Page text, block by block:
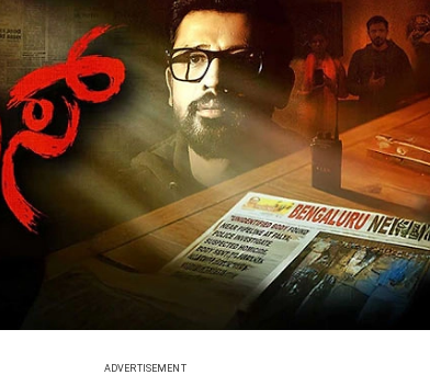
ADVERTISEMENT